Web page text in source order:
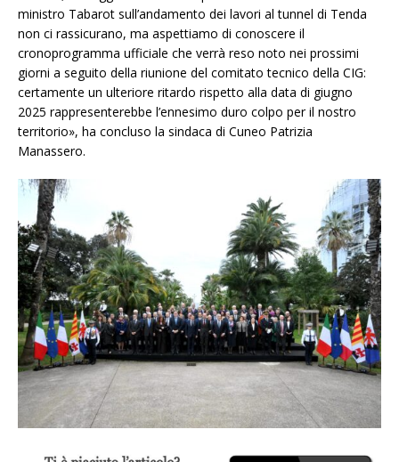
ministro Tabarot sull’andamento dei lavori al tunnel di Tenda
non ci rassicurano, ma aspettiamo di conoscere il
cronoprogramma ufficiale che verrà reso noto nei prossimi
giorni a seguito della riunione del comitato tecnico della CIG:
certamente un ulteriore ritardo rispetto alla data di giugno
2025 rappresenterebbe l’ennesimo duro colpo per il nostro
territorio», ha concluso la sindaca di Cuneo Patrizia
Manassero.